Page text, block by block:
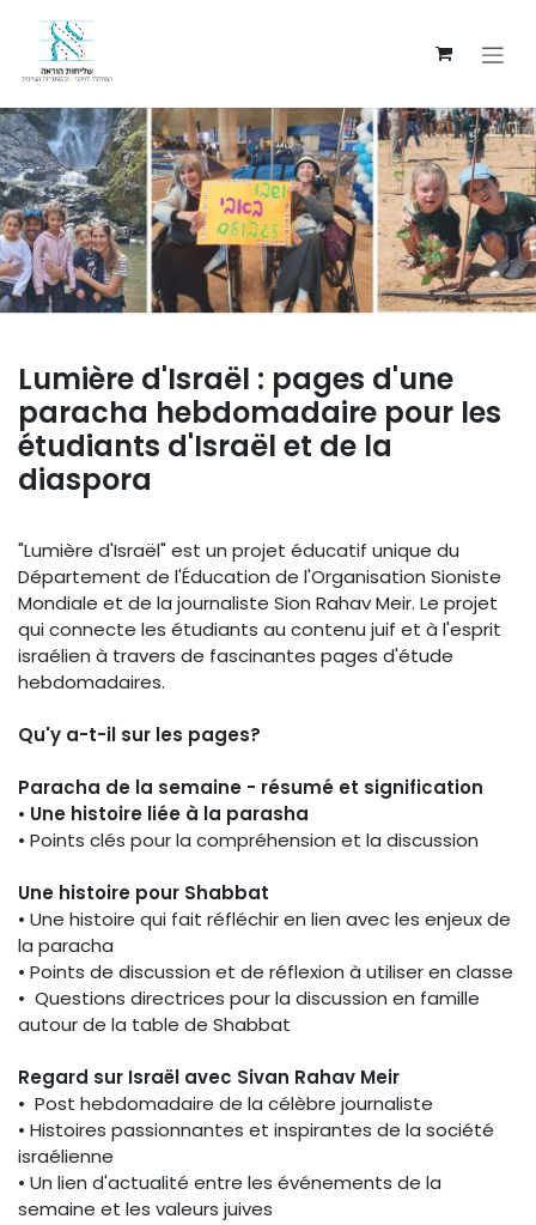
Lumière d'Israël : pages d'une
paracha hebdomadaire pour les
étudiants d'Israël et de la
diaspora
"Lumière d'Israël" est un projet éducatif unique du
Département de l'Éducation de l'Organisation Sioniste
Mondiale et de la journaliste Sion Rahav Meir. Le projet
qui connecte les étudiants au contenu juif et à l'esprit
israélien à travers de fascinantes pages d'étude
hebdomadaires.
Qu'y a-t-il sur les pages?
Paracha de la semaine - résumé et signification
• Une histoire liée à la parasha
• Points clés pour la compréhension et la discussion
Une histoire pour Shabbat
• Une histoire qui fait réfléchir en lien avec les enjeux de
la paracha
• Points de discussion et de réflexion à utiliser en classe
• Questions directrices pour la discussion en famille
autour de la table de Shabbat
Regard sur Israël avec Sivan Rahav Meir
• Post hebdomadaire de la célèbre journaliste
• Histoires passionnantes et inspirantes de la société
israélienne
• Un lien d'actualité entre les événements de la
semaine et les valeurs juives